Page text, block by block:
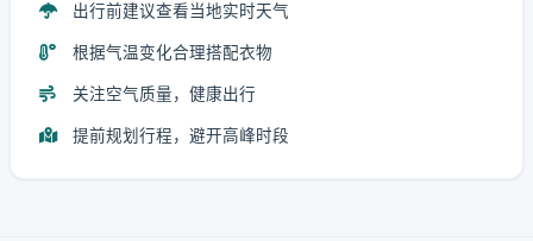
出行前建议查看当地实时天气
根据气温变化合理搭配衣物
关注空气质量，健康出行
提前规划行程，避开高峰时段